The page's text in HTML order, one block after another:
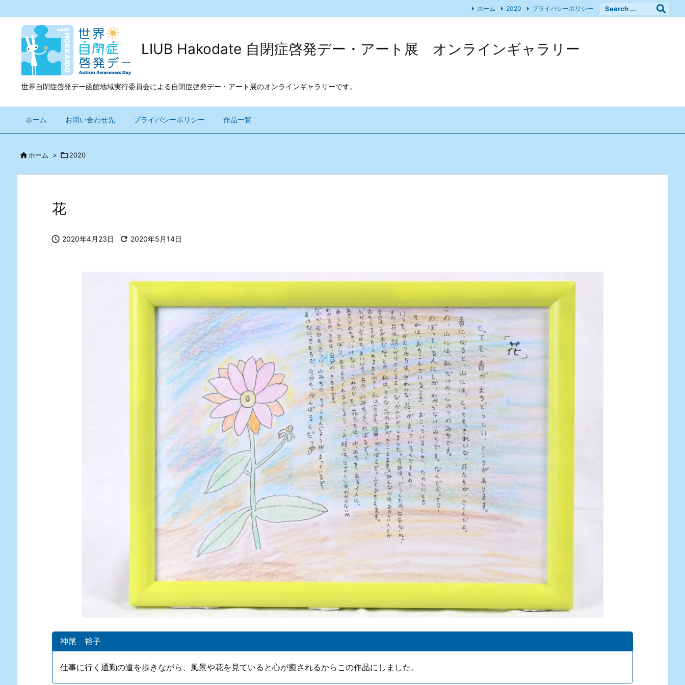
LIUB Hakodate 自閉症啓発デー・アート展 オンラインギャラリー
世界自閉症啓発デー函館地域実行委員会による自閉症啓発デー・アート展のオンラインギャラリーです。
ホーム お問い合わせ先 プライバシーポリシー 作品一覧
ホーム 2020 プライバシーポリシー
ホーム > 2020
花
 2020年4月23日  2020年5月14日
神尾 裕子
仕事に行く通勤の道を歩きながら、風景や花を見ていると心が癒されるからこの作品にしました。